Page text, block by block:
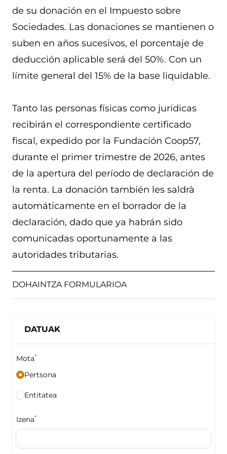
de su donación en el Impuesto sobre
Sociedades. Las donaciones se mantienen o
suben en años sucesivos, el porcentaje de
deducción aplicable será del 50%. Con un
límite general del 15% de la base liquidable.
Tanto las personas físicas como jurídicas
recibirán el correspondiente certificado
fiscal, expedido por la Fundación Coop57,
durante el primer trimestre de 2026, antes
de la apertura del período de declaración de
la renta. La donación también les saldrà
automáticamente en el borrador de la
declaración, dado que ya habrán sido
comunicadas oportunamente a las
autoridades tributarias.
DOHAINTZA FORMULARIOA
DATUAK
Mota*
Pertsona
Entitatea
Izena*